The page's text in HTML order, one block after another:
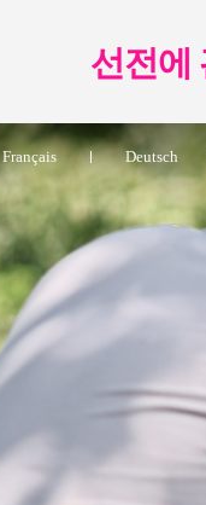
Français Deutsch
선전에